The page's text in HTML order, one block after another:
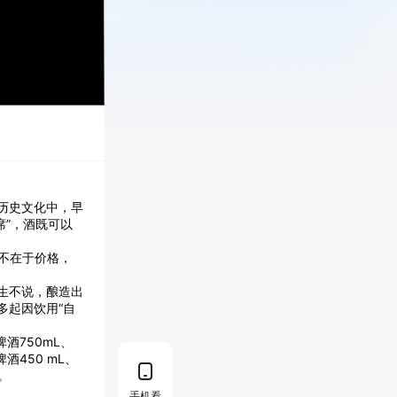
史文化中，早
，酒既可以
在于价格，
不说，酿造出
起因饮用“自
750mL、
450 mL、